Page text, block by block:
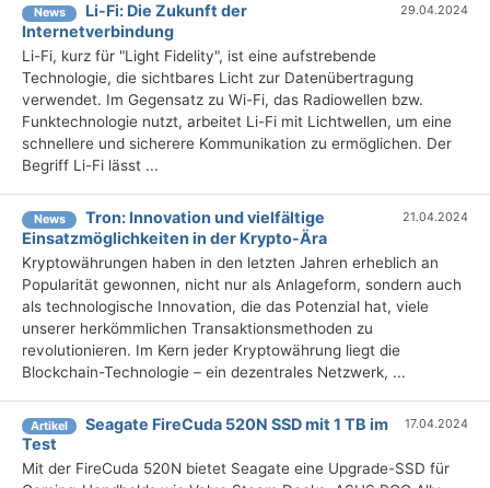
News
Li-Fi: Die Zukunft der
Internetverbindung
29.04.2024
Li-Fi, kurz für "Light Fidelity", ist eine aufstrebende
Technologie, die sichtbares Licht zur Datenübertragung
verwendet. Im Gegensatz zu Wi-Fi, das Radiowellen bzw.
Funktechnologie nutzt, arbeitet Li-Fi mit Lichtwellen, um eine
schnellere und sicherere Kommunikation zu ermöglichen. Der
Begriff Li-Fi lässt ...
News
Tron: Innovation und vielfältige
Einsatzmöglichkeiten in der Krypto-Ära
21.04.2024
Kryptowährungen haben in den letzten Jahren erheblich an
Popularität gewonnen, nicht nur als Anlageform, sondern auch
als technologische Innovation, die das Potenzial hat, viele
unserer herkömmlichen Transaktionsmethoden zu
revolutionieren. Im Kern jeder Kryptowährung liegt die
Blockchain-Technologie – ein dezentrales Netzwerk, ...
Artikel
Seagate FireCuda 520N SSD mit 1 TB im
Test
17.04.2024
Mit der FireCuda 520N bietet Seagate eine Upgrade-SSD für